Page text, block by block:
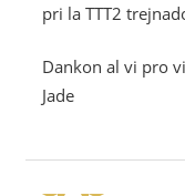
pri la TTT2
Dankon al vi pro
Jade